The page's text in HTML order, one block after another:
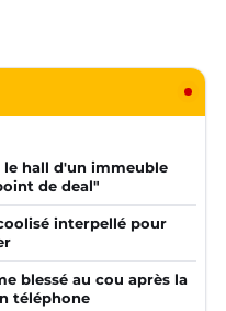
le hall d'un immeuble
de deal"
interpellé pour
blessé au cou après la
téléphone